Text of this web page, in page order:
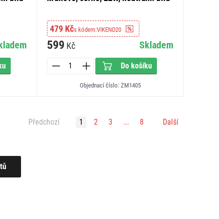
479 Kčs kódem:VIKEND20
599 Kč Skladem
Do košíku
Objednací číslo: ZM1405
Předchozí 1 2 3 ... 8 Další